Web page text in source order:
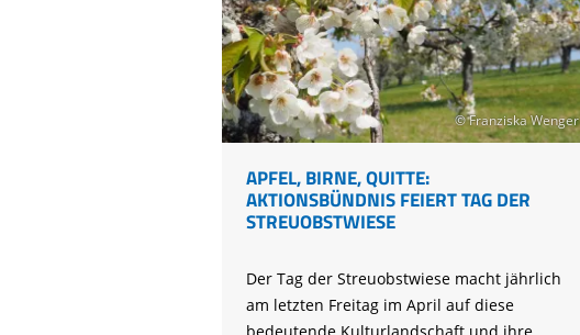
© Franziska Wenger
APFEL, BIRNE, QUITTE:
AKTIONSBÜNDNIS FEIERT TAG DER
STREUOBSTWIESE
Der Tag der Streuobstwiese macht jährlich
am letzten Freitag im April auf diese